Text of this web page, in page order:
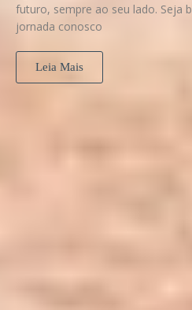
futuro, sempre ao seu lado. Seja
jornada conosco
Leia Mais